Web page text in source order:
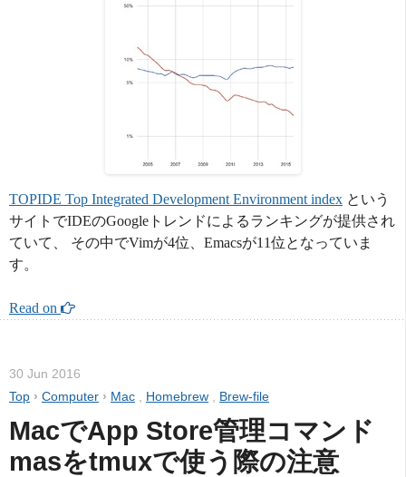
TOPIDE Top Integrated Development Environment index という
サイトでIDEのGoogleトレンドによるランキングが提供され
ていて、 その中でVimが4位、Emacsが11位となっていま
す。
Read on
30 Jun 2016
Top › Computer › Mac , Homebrew , Brew-file
MacでApp Store管理コマンド
masをtmuxで使う際の注意